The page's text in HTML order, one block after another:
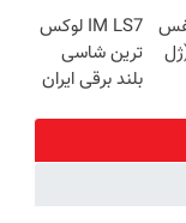
IM LS7 لوکس
ترین شاسی
بلند برقی ایران